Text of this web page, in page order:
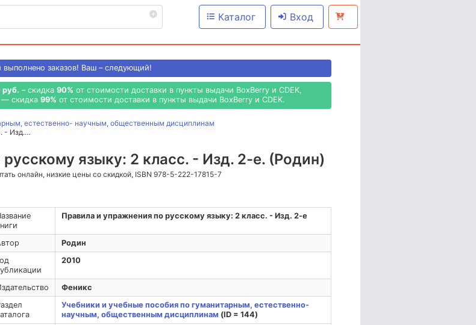
Каталог Вход
выполнено заказов! Ваш – следующий!
руб. – скидка 90% от стоимости доставки в пункты выдачи BoxBerry и CDEK,
— скидка 99% от стоимости доставки в пункты выдачи BoxBerry и CDEK.
естественно- научным, общественным дисциплинам
- Изд.…
языку: 2 класс. - Изд. 2-е. (Родин)
онлайн, низкие цены со скидкой, ISBN 978-5-222-17815-7
Правила и упражнения по русскому языку: 2 класс. - Изд. 2-е
Родин
2010
Феникс
Учебники и учебные пособия по гуманитарным, естественно-
научным, общественным дисциплинам (ID = 144)